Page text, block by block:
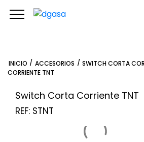
INICIO / ACCESORIOS / SWITCH CORTA
CORRIENTE TNT
Switch Corta Corriente TNT
REF: STNT